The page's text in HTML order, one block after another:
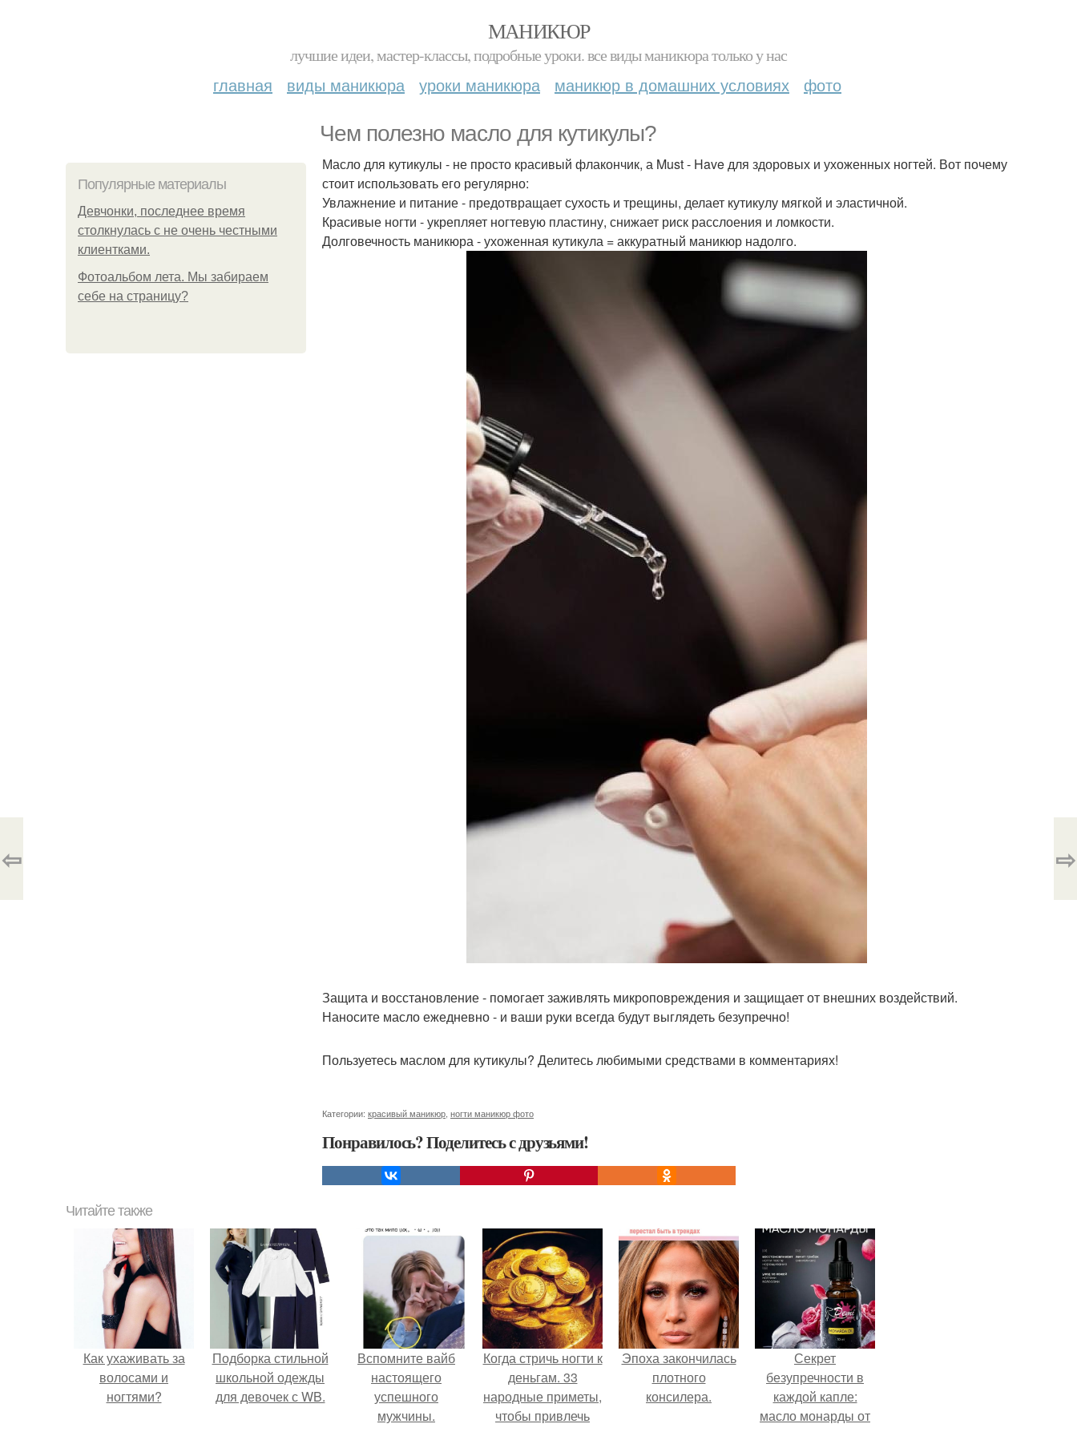
МАНИКЮР
лучшие идеи, мастер-классы, подробные уроки. все виды маникюра только у нас
главная виды маникюра уроки маникюра маникюр в домашних условиях фото
Чем полезно масло для кутикулы?
Популярные материалы
Девчонки, последнее время
столкнулась с не очень честными
клиентками.
Фотоальбом лета. Мы забираем
себе на страницу?
Масло для кутикулы - не просто красивый флакончик, а Must - Have для здоровых и ухоженных ногтей. Вот почему
стоит использовать его регулярно:
Увлажнение и питание - предотвращает сухость и трещины, делает кутикулу мягкой и эластичной.
Красивые ногти - укрепляет ногтевую пластину, снижает риск расслоения и ломкости.
Долговечность маникюра - ухоженная кутикула = аккуратный маникюр надолго.
Защита и восстановление - помогает заживлять микроповреждения и защищает от внешних воздействий.
Наносите масло ежедневно - и ваши руки всегда будут выглядеть безупречно!
Пользуетесь маслом для кутикулы? Делитесь любимыми средствами в комментариях!
Категории: красивый маникюр ногти маникюр фото
Понравилось? Поделитесь с друзьями!
⇦ ⇨
Читайте также
Как ухаживать за
волосами и
ногтями?
Подборка стильной
школьной одежды
для девочек с WB.
Вспомните вайб
настоящего
успешного
мужчины.
Когда стричь ногти к
деньгам. 33
народные приметы,
чтобы привлечь
Эпоха закончилась
плотного
консилера.
Секрет
безупречности в
каждой капле:
масло монарды от